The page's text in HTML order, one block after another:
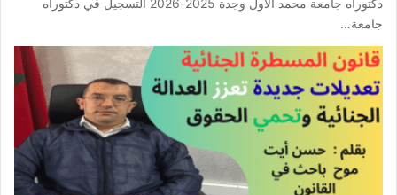
دكتوراه جامعة محمد الأول وجدة 2025-2026 التسجيل في دكتوراه
جامعة…